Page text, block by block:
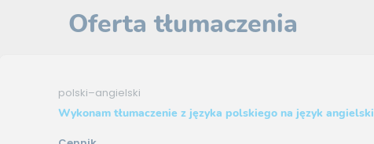
Oferta tłumaczenia
polski–angielski
Wykonam tłumaczenie z języka polskiego na język angielski